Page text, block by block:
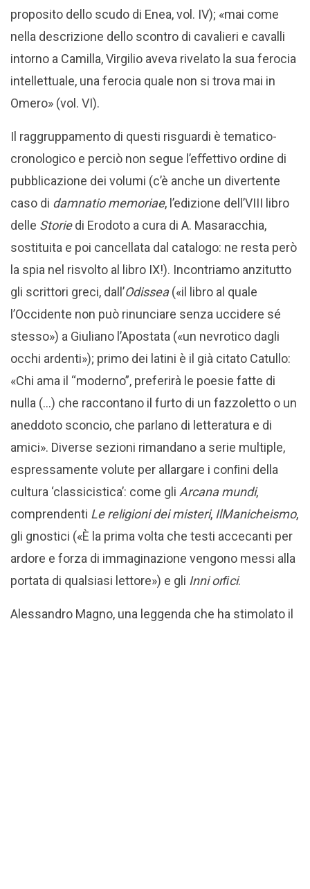
proposito dello scudo di Enea, vol. IV); «mai come
nella descrizione dello scontro di cavalieri e cavalli
intorno a Camilla, Virgilio aveva rivelato la sua ferocia
intellettuale, una ferocia quale non si trova mai in
Omero» (vol. VI).
Il raggruppamento di questi risguardi è tematico-
cronologico e perciò non segue l’eﬀettivo ordine di
pubblicazione dei volumi (c’è anche un divertente
caso di damnatio memoriae, l’edizione dell’VIII libro
delle Storiedi Erodoto a cura di A. Masaracchia,
sostituita e poi cancellata dal catalogo: ne resta però
la spia nel risvolto al libro IX!). Incontriamo anzitutto
gli scrittori greci, dall’Odissea(«il libro al quale
l’Occidente non può rinunciare senza uccidere sé
stesso») a Giuliano l’Apostata («un nevrotico dagli
occhi ardenti»); primo dei latini è il già citato Catullo:
«Chi ama il “moderno”, preferirà le poesie fatte di
nulla (…) che raccontano il furto di un fazzoletto o un
aneddoto sconcio, che parlano di letteratura e di
amici». Diverse sezioni rimandano a serie multiple,
espressamente volute per allargare i conﬁni della
cultura ‘classicistica’: come gli Arcana mundi,
comprendenti Le religioni dei misteri, IlManicheismo,
gli gnostici («È la prima volta che testi accecanti per
ardore e forza di immaginazione vengono messi alla
portata di qualsiasi lettore») e gli Inni orﬁci.
Alessandro Magno, una leggenda che ha stimolato il